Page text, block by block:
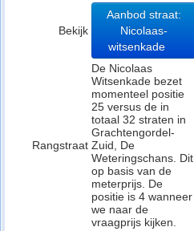
Bekijk
Aanbod straat:
Nicolaas-
witsenkade
Rangstraat
De Nicolaas
Witsenkade bezet
momenteel positie
25 versus de in
totaal 32 straten in
Grachtengordel-
Zuid, De
Weteringschans. Dit
op basis van de
meterprijs. De
positie is 4 wanneer
we naar de
vraagprijs kijken.